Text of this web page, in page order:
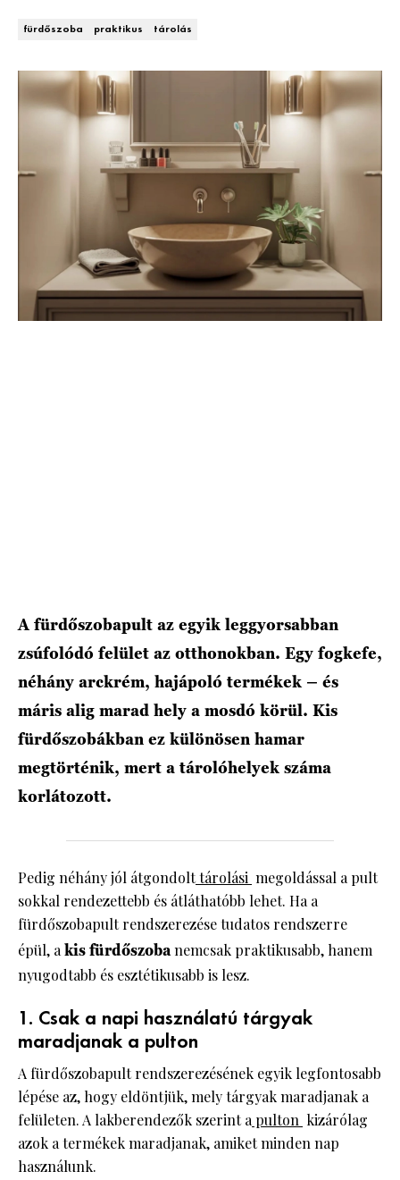
fürdőszoba praktikus tárolás
A fürdőszobapult az egyik leggyorsabban
zsúfolódó felület az otthonokban. Egy fogkefe,
néhány arckrém, hajápoló termékek – és
máris alig marad hely a mosdó körül. Kis
fürdőszobákban ez különösen hamar
megtörténik, mert a tárolóhelyek száma
korlátozott.
Pedig néhány jól átgondolttárolási megoldással a pult
sokkal rendezettebb és átláthatóbb lehet. Ha a
fürdőszobapult rendszerezése tudatos rendszerre
épül, a kis fürdőszobanemcsak praktikusabb, hanem
nyugodtabb és esztétikusabb is lesz.
1. Csak a napi használatú tárgyak
maradjanak a pulton
A fürdőszobapult rendszerezésének egyik legfontosabb
lépése az, hogy eldöntjük, mely tárgyak maradjanak a
felületen. A lakberendezők szerint a pulton kizárólag
azok a termékek maradjanak, amiket minden nap
használunk.